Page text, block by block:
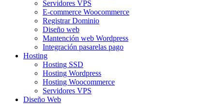
Servidores VPS
E-commerce Woocommerce
Registrar Dominio
Diseño web
Mantención web Wordpress
Integración pasarelas pago
Hosting
Hosting SSD
Hosting Wordpress
Hosting Woocommerce
Servidores VPS
Diseño Web